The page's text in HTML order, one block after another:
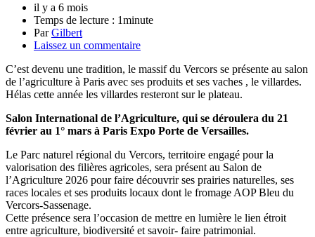
il y a 6 mois
Temps de lecture : 1minute
ParGilbert
Laissez un commentaire
C’est devenu une tradition, le massif du Vercors se présente au salon
de l’agriculture à Paris avec ses produits et ses vaches , le villardes.
Hélas cette année les villardes resteront sur le plateau.
Salon International de l’Agriculture, qui se déroulera du 21
février au 1° mars à Paris Expo Porte de Versailles.
Le Parc naturel régional du Vercors, territoire engagé pour la
valorisation des filières agricoles, sera présent au Salon de
l’Agriculture 2026 pour faire découvrir ses prairies naturelles, ses
races locales et ses produits locaux dont le fromage AOP Bleu du
Vercors-Sassenage.
Cette présence sera l’occasion de mettre en lumière le lien étroit
entre agriculture, biodiversité et savoir- faire patrimonial.